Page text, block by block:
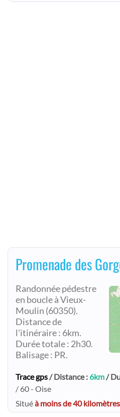
Promenade des
Randonnée pédestre
en boucle à Vieux-
Moulin (60350).
Distance de
l'itinéraire : 6km.
Durée totale : 2h30.
Balisage : PR.
Trace gps/ Distance : 6km/
/ 60 - Oise
Situéà moins de 40 kilomètres